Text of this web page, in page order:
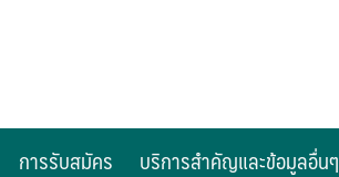
การรับสมัคร บริการสำคัญและข้อมูลอื่นๆ